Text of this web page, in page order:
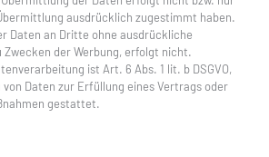
ausdrücklich zugestimmt haben.
Daten an Dritte ohne ausdrückliche
Zwecken der Werbung, erfolgt nicht.
ist Art. 6 Abs. 1 lit. b DSGVO,
Daten zur Erfüllung eines Vertrags oder
gestattet.